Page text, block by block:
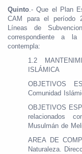
Quinto.- Que el Plan
CAM para el período
Líneas de
correspondiente a la
contempla:
1.2
ISLÁMICA
OBJETIVOS
Comunidad
OBJETIVOS
relacionados
Musulmán de
AREA DE
Naturaleza.